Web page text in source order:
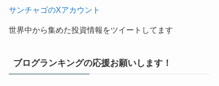
サンチャゴのXアカウント
世界中から集めた投資情報をツイートしてます
ブログランキングの応援お願いします！